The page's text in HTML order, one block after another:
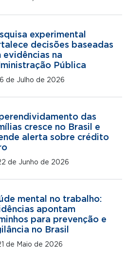
experimental
decisões baseadas
evidências na
Pública
16 de Julho de 2026
das
cresce no Brasil e
alerta sobre crédito
de Junho de 2026
mental no trabalho:
apontam
para prevenção e
no Brasil
de Maio de 2026